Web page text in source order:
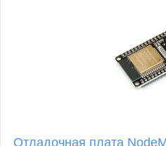
Отладочная плата